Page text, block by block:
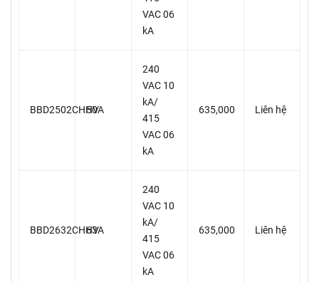
VAC 06
kA
BBD2502CHHV
50A
240
VAC 10
kA/
415
VAC 06
kA
635,000 Liên hệ
BBD2632CHHV
63A
240
VAC 10
kA/
415
VAC 06
kA
635,000 Liên hệ